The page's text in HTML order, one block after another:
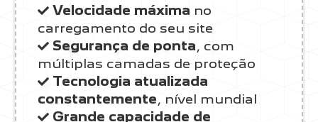
Velocidade máxima no
carregamento do seu site
Segurança de ponta, com
múltiplas camadas de proteção
Tecnologia atualizada
constantemente, nível mundial
Grande capacidade de